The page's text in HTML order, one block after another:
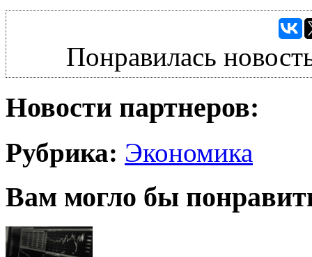
Понравилась
Новости партнеров:
Рубрика: Экономика
Вам могло бы